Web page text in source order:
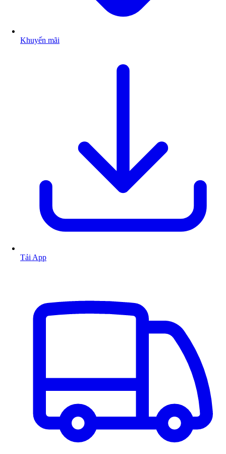
Khuyến mãi
Tải App